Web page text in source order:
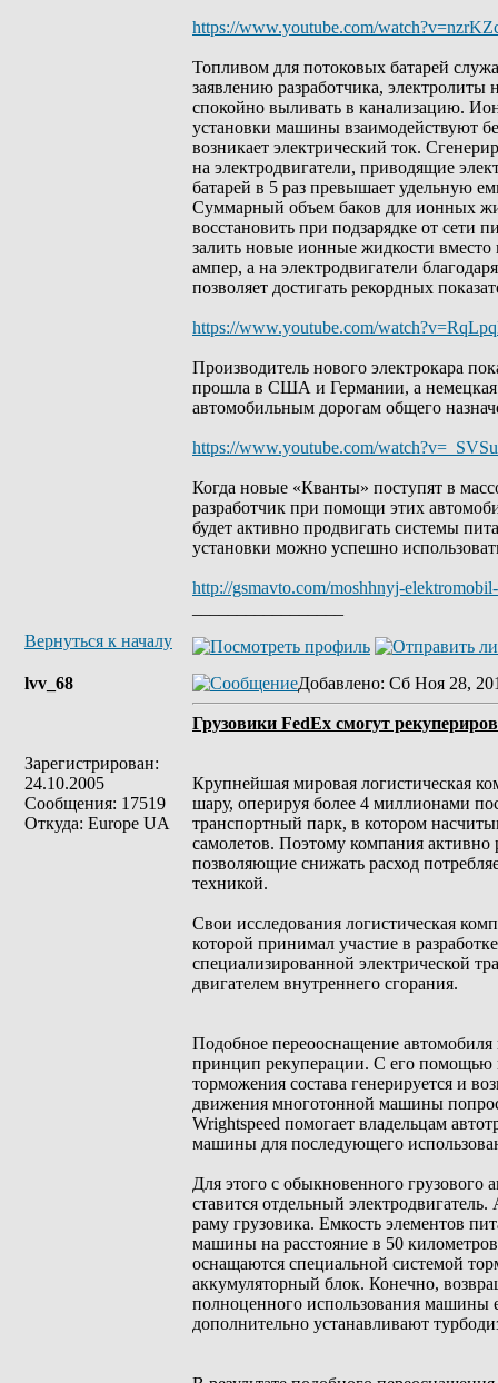
https://www.youtube.com/
Топливом для потоковых батарей
заявлению разработчика,
спокойно выливать в канализацию.
установки машины взаимодействуют
возникает электрический ток.
на электродвигатели, приводящие
батарей в 5 раз превышает удельную
Суммарный объем баков для ионных
восстановить при подзарядке от
залить новые ионные жидкости
ампер, а на электродвигатели
позволяет достигать рекордных
https://www.youtube.com/
Производитель нового электрокара
прошла в США и Германии, а немецкая
автомобильным дорогам общего
https://www.youtube.com/
Когда новые «Кванты» поступят в
разработчик при помощи этих
будет активно продвигать системы
установки можно успешно
http://gsmavto.com/moshhnyj-
Вернуться к началу
lvv_68
Зарегистрирован:
24.10.2005
Сообщения: 17519
Откуда: Europe UA
Добавлено: Сб Ноя 28,
Грузовики FedEx смогут
Крупнейшая мировая логистическая
шару, оперируя более 4 миллионами
транспортный парк, в котором
самолетов. Поэтому компания активно
позволяющие снижать расход
техникой.
Свои исследования логистическая
которой принимал участие в
специализированной электрической
двигателем внутреннего сгорания.
Подобное переооснащение автомобиля
принцип рекуперации. С его помощью
торможения состава генерируется и
движения многотонной машины
Wrightspeed помогает владельцам
машины для последующего
Для этого с обыкновенного грузового
ставится отдельный
раму грузовика. Емкость элементов
машины на расстояние в 50
оснащаются специальной системой
аккумуляторный блок. Конечно,
полноценного использования машины
дополнительно устанавливают